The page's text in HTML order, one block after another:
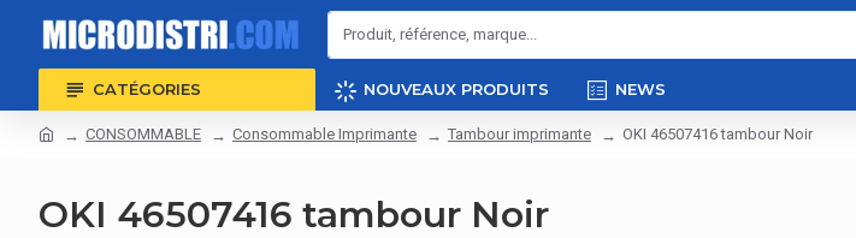
CATÉGORIES NOUVEAUX PRODUITS NEWS
CONSOMMABLE Consommable Imprimante Tambour imprimante OKI 46507416 tambour Noir
OKI 46507416 tambour Noir